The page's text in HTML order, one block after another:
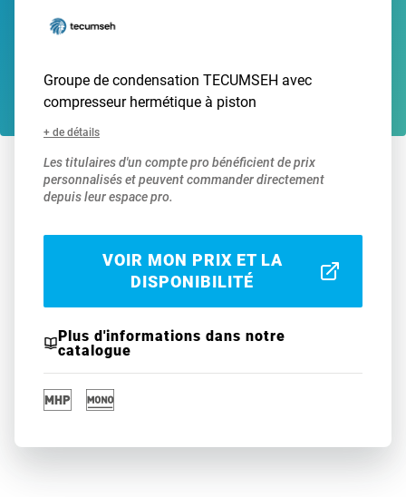
Groupe de condensation TECUMSEH avec
compresseur hermétique à piston
+ de détails
Les titulaires d'un compte pro bénéficient de prix
personnalisés et peuvent commander directement
depuis leur espace pro.
VOIR MON PRIX ET LA
DISPONIBILITÉ
Plus d'informations dans notre
catalogue